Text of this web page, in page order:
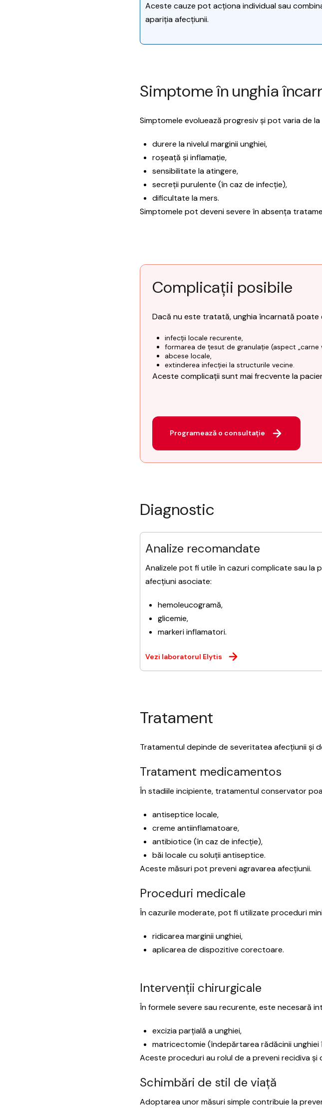
Aceste cauze pot acționa individual sau
apariția afecțiunii.
Simptome în unghia
Simptomele evoluează progresiv și pot varia de
durere la nivelul marginii unghiei,
roșeață și inflamație,
sensibilitate la atingere,
secreții purulente (în caz de infecție),
dificultate la mers.
Simptomele pot deveni severe în absența
Complicații posibile
Dacă nu este tratată, unghia încarnată poate
infecții locale recurente,
formarea de țesut de granulație (aspect „carne
abcese locale,
extinderea infecției la structurile vecine.
Aceste complicații sunt mai frecvente la
Programează o consultație
Diagnostic
Analize recomandate
Analizele pot fi utile în cazuri complicate sau la
afecțiuni asociate:
hemoleucogramă,
glicemie,
markeri inflamatori.
Vezi laboratorul Elytis
Tratament
Tratamentul depinde de severitatea afecțiunii și
Tratament medicamentos
În stadiile incipiente, tratamentul conservator
antiseptice locale,
creme antiinflamatoare,
antibiotice (în caz de infecție),
băi locale cu soluții antiseptice.
Aceste măsuri pot preveni agravarea afecțiunii.
Proceduri medicale
În cazurile moderate, pot fi utilizate proceduri
ridicarea marginii unghiei,
aplicarea de dispozitive corectoare.
Intervenții chirurgicale
În formele severe sau recurente, este necesară
excizia parțială a unghiei,
matricectomie (îndepărtarea rădăcinii
Aceste proceduri au rolul de a preveni recidiva și
Schimbări de stil de viață
Adoptarea unor măsuri simple contribuie la